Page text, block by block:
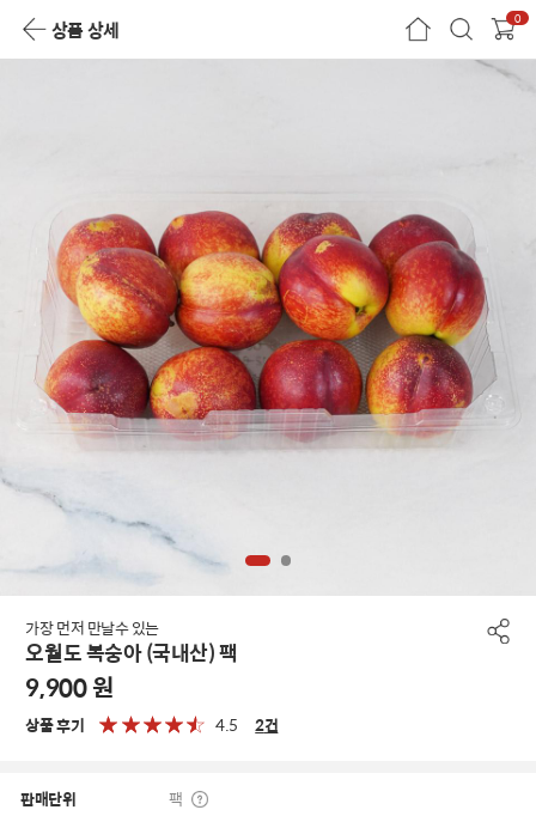
상품 상세 0
가장 먼저 만날수 있는
오월도 복숭아 (국내산) 팩
9,900원
상품 후기 4.5 2건
판매단위 팩